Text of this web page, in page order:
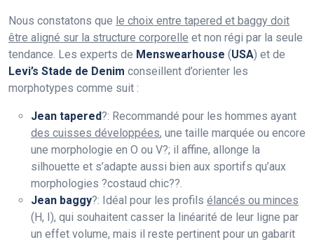
Nous constatons que le choix entre tapered et baggy doit
être aligné sur la structure corporelle et non régi par la seule
tendance. Les experts de Menswearhouse (USA) et de
Levi’s Stade de Denim conseillent d’orienter les
morphotypes comme suit :
Jean tapered?: Recommandé pour les hommes ayant
des cuisses développées, une taille marquée ou encore
une morphologie en O ou V?; il affine, allonge la
silhouette et s’adapte aussi bien aux sportifs qu’aux
morphologies ?costaud chic??.
Jean baggy?: Idéal pour les profils élancés ou minces
(H, I), qui souhaitent casser la linéarité de leur ligne par
un effet volume, mais il reste pertinent pour un gabarit